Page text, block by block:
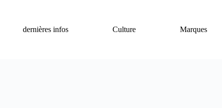
dernières infos
Culture Marques